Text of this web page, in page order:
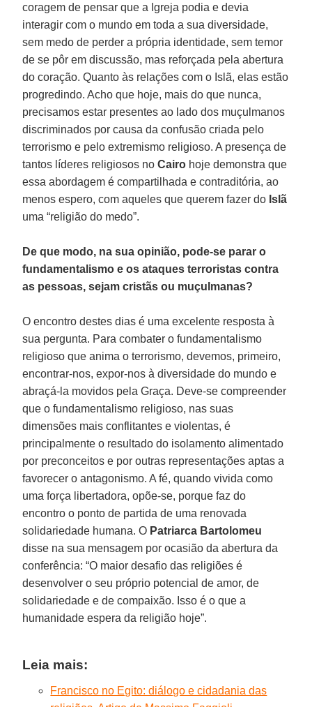
coragem de pensar que a Igreja podia e devia
interagir com o mundo em toda a sua diversidade,
sem medo de perder a própria identidade, sem temor
de se pôr em discussão, mas reforçada pela abertura
do coração. Quanto às relações com o Islã, elas estão
progredindo. Acho que hoje, mais do que nunca,
precisamos estar presentes ao lado dos muçulmanos
discriminados por causa da confusão criada pelo
terrorismo e pelo extremismo religioso. A presença de
tantos líderes religiosos noCairo hoje demonstra que
essa abordagem é compartilhada e contraditória, ao
menos espero, com aqueles que querem fazer do Islã
uma “religião do medo”.
De que modo, na sua opinião, pode-se parar o
fundamentalismo e os ataques terroristas contra
as pessoas, sejam cristãs ou muçulmanas?
O encontro destes dias é uma excelente resposta à
sua pergunta. Para combater o fundamentalismo
religioso que anima o terrorismo, devemos, primeiro,
encontrar-nos, expor-nos à diversidade do mundo e
abraçá-la movidos pela Graça. Deve-se compreender
que o fundamentalismo religioso, nas suas
dimensões mais conflitantes e violentas, é
principalmente o resultado do isolamento alimentado
por preconceitos e por outras representações aptas a
favorecer o antagonismo. A fé, quando vivida como
uma força libertadora, opõe-se, porque faz do
encontro o ponto de partida de uma renovada
solidariedade humana. O Patriarca Bartolomeu
disse na sua mensagem por ocasião da abertura da
conferência: “O maior desafio das religiões é
desenvolver o seu próprio potencial de amor, de
solidariedade e de compaixão. Isso é o que a
humanidade espera da religião hoje”.
Leia mais:
Francisco no Egito: diálogo e cidadania das